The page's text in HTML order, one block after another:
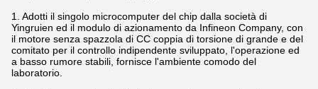
1. Adotti il singolo microcomputer del chip dalla società di
Yingruien ed il modulo di azionamento da Infineon Company, con
il motore senza spazzola di CC coppia di torsione di grande e del
comitato per il controllo indipendente sviluppato, l'operazione ed
a basso rumore stabili, fornisce l'ambiente comodo del
laboratorio.